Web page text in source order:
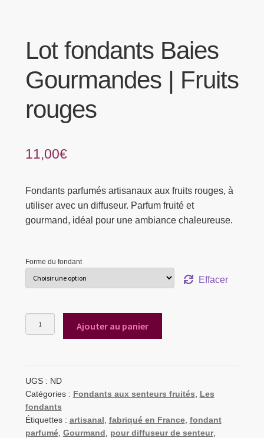
Lot fondants Baies
Gourmandes | Fruits
rouges
11,00€
Fondants parfumés artisanaux aux fruits rouges, à
utiliser avec un diffuseur. Parfum fruité et
gourmand, idéal pour une ambiance chaleureuse.
Forme du fondant
Effacer
quantité
|
Fruits
rouges
Ajouter au panier
UGS : ND
Catégories : Fondants aux senteurs fruités
Les
fondants
Étiquettes : artisanal fabriqué en France, fondant
parfumé, Gourmand pour diffuseur de senteur,